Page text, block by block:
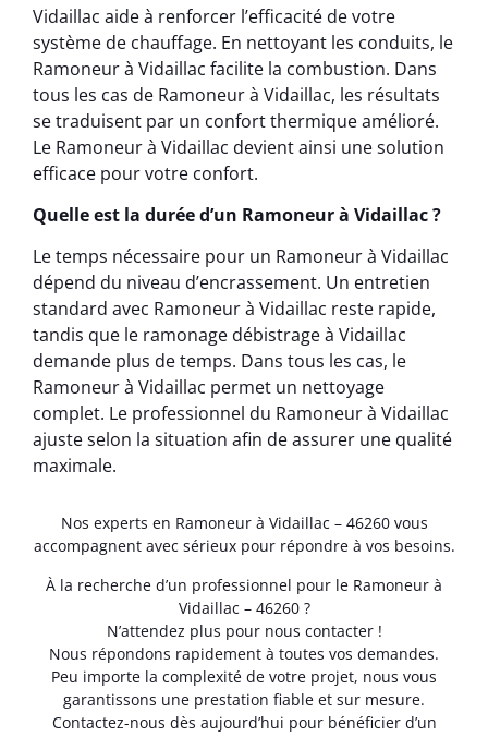
Vidaillac aide à renforcer l’efficacité de votre
système de chauffage. En nettoyant les conduits, le
Ramoneur à Vidaillac facilite la combustion. Dans
tous les cas de Ramoneur à Vidaillac, les résultats
se traduisent par un confort thermique amélioré.
Le Ramoneur à Vidaillac devient ainsi une solution
efficace pour votre confort.
Quelle est la durée d’un Ramoneur à Vidaillac ?
Le temps nécessaire pour un Ramoneur à Vidaillac
dépend du niveau d’encrassement. Un entretien
standard avec Ramoneur à Vidaillac reste rapide,
tandis que le ramonage débistrage à Vidaillac
demande plus de temps. Dans tous les cas, le
Ramoneur à Vidaillac permet un nettoyage
complet. Le professionnel du Ramoneur à Vidaillac
ajuste selon la situation afin de assurer une qualité
maximale.
Nos experts en Ramoneur à Vidaillac – 46260 vous
accompagnent avec sérieux pour répondre à vos besoins.
À la recherche d’un professionnel pour le Ramoneur à
Vidaillac – 46260 ?
N’attendez plus pour nous contacter !
Nous répondons rapidement à toutes vos demandes.
Peu importe la complexité de votre projet, nous vous
garantissons une prestation fiable et sur mesure.
Contactez-nous dès aujourd’hui pour bénéficier d’un